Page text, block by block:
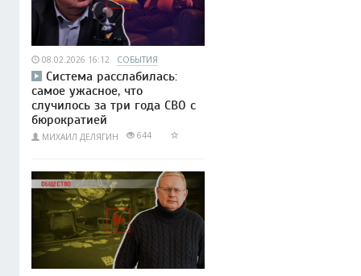
08.02.2026 16:12 СОБЫТИЯ
Система расслабилась:
самое ужасное, что
случилось за три года СВО с
бюрократией
МИХАИЛ ДЕЛЯГИН 644